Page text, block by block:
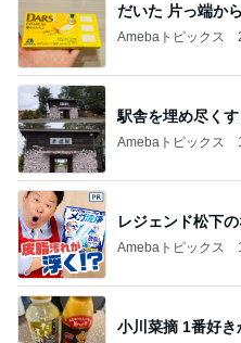
だいた 片っ端か
Amebaトピックス
駅舎を埋め尽く
Amebaトピックス
レジェンド松下
Amebaトピックス
小川菜摘 1番好